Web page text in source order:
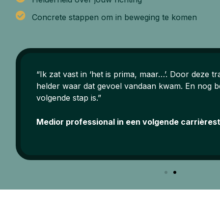
Concrete stappen om in beweging te komen
“Ik zat vast in ‘het is prima, maar…’. Door deze
helder waar dat gevoel vandaan kwam. En nog
volgende stap is.”
Medior professional in een volgende